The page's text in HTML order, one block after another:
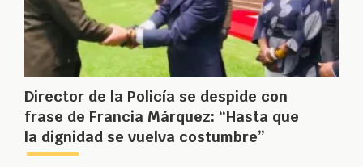
Director de la Policía se despide con
frase de Francia Márquez: “Hasta que
la dignidad se vuelva costumbre”